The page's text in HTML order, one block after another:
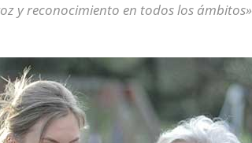
y reconocimiento en todos los ámbitos»